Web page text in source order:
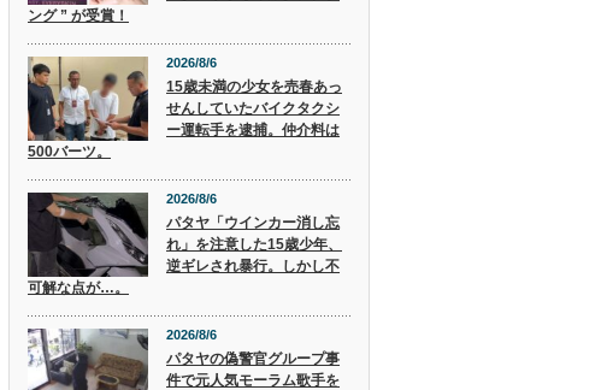
ング ” が受賞！
2026/8/6
15歳未満の少女を売春あっ
せんしていたバイクタクシ
ー運転手を逮捕。仲介料は
500バーツ。
2026/8/6
パタヤ「ウインカー消し忘
れ」を注意した15歳少年、
逆ギレされ暴行。しかし不
可解な点が…。
2026/8/6
パタヤの偽警官グループ事
件で元人気モーラム歌手を